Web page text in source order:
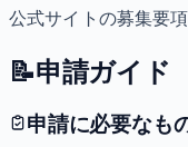
公式サイトの募集要
📝申請ガイド
申請に必要なも